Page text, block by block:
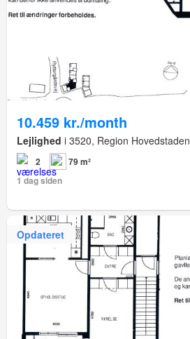
10.459 kr./month
Lejlighed i 3520, Region Hovedstaden
2
79 m²
1 dag siden
Opdateret